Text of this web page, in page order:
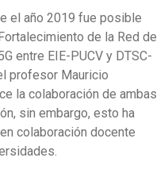
el año 2019 fue posible
de la Red de
entre EIE-PUCV y DTSC-
profesor Mauricio
la colaboración de ambas
sin embargo, esto ha
colaboración docente